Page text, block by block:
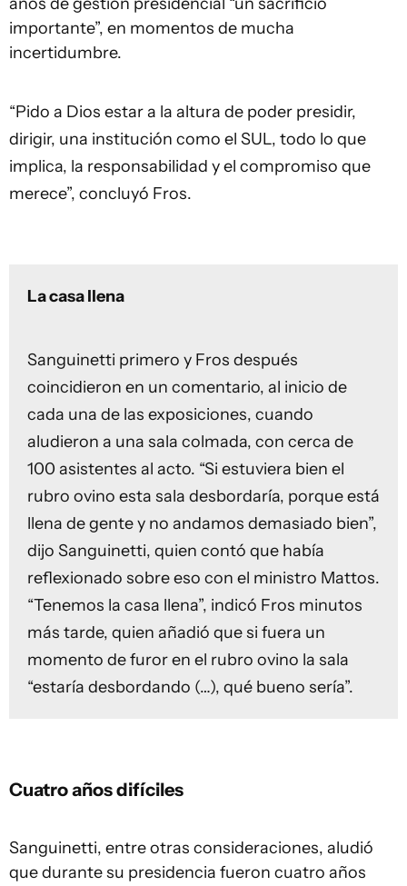
importante”, en momentos de mucha
incertidumbre.
“Pido a Dios estar a la altura de poder presidir,
dirigir, una institución como el SUL, todo lo que
implica, la responsabilidad y el compromiso que
merece”, concluyó Fros.
La casa llena
Sanguinetti primero y Fros después
coincidieron en un comentario, al inicio de
cada una de las exposiciones, cuando
aludieron a una sala colmada, con cerca de
100 asistentes al acto. “Si estuviera bien el
rubro ovino esta sala desbordaría, porque está
llena de gente y no andamos demasiado bien”,
dijo Sanguinetti, quien contó que había
reflexionado sobre eso con el ministro Mattos.
“Tenemos la casa llena”, indicó Fros minutos
más tarde, quien añadió que si fuera un
momento de furor en el rubro ovino la sala
“estaría desbordando (…), qué bueno sería”.
Cuatro años difíciles
Sanguinetti, entre otras consideraciones, aludió
que durante su presidencia fueron cuatro años